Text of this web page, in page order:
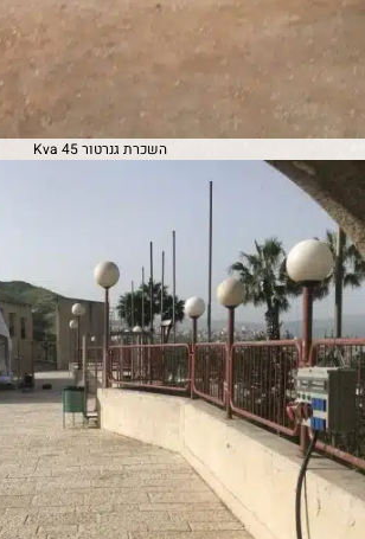
השכרת גנרטור 45 Kva